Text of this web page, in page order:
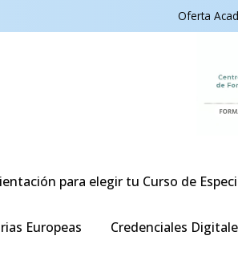
Oferta
para elegir tu Curso de
Europeas Credenciales